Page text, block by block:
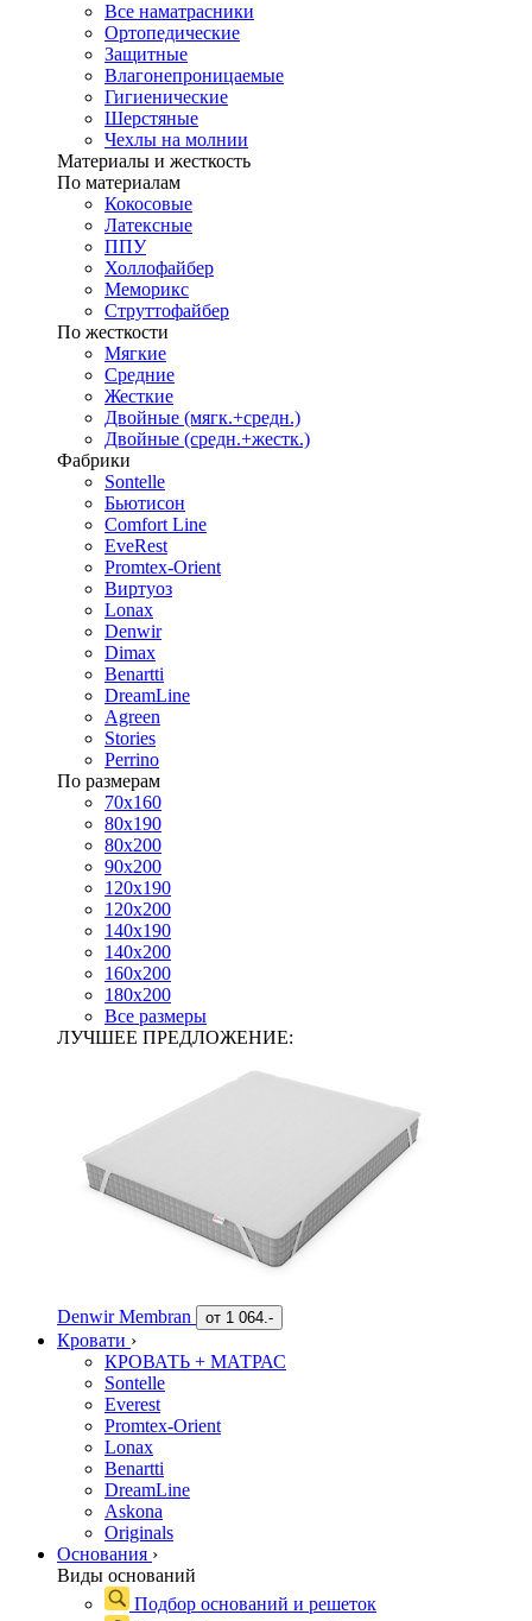
Все наматрасники
Ортопедические
Защитные
Влагонепроницаемые
Гигиенические
Шерстяные
Чехлы на молнии
Материалы и жесткость
По материалам
Кокосовые
Латексные
ППУ
Холлофайбер
Меморикс
Струттофайбер
По жесткости
Мягкие
Средние
Жесткие
Двойные (мягк.+средн.)
Двойные (средн.+жестк.)
Фабрики
Sontelle
Бьютисон
Comfort Line
EveRest
Promtex-Orient
Виртуоз
Lonax
Denwir
Dimax
Benartti
DreamLine
Agreen
Stories
Perrino
По размерам
70х160
80х190
80х200
90х200
120х190
120х200
140х190
140х200
160х200
180х200
Все размеры
ЛУЧШЕЕ ПРЕДЛОЖЕНИЕ:
Denwir Membran от 1 064.-
Кровати ›
КРОВАТЬ + МАТРАС
Sontelle
Everest
Promtex-Orient
Lonax
Benartti
DreamLine
Askona
Originals
Основания ›
Виды оснований
Подбор оснований и решеток